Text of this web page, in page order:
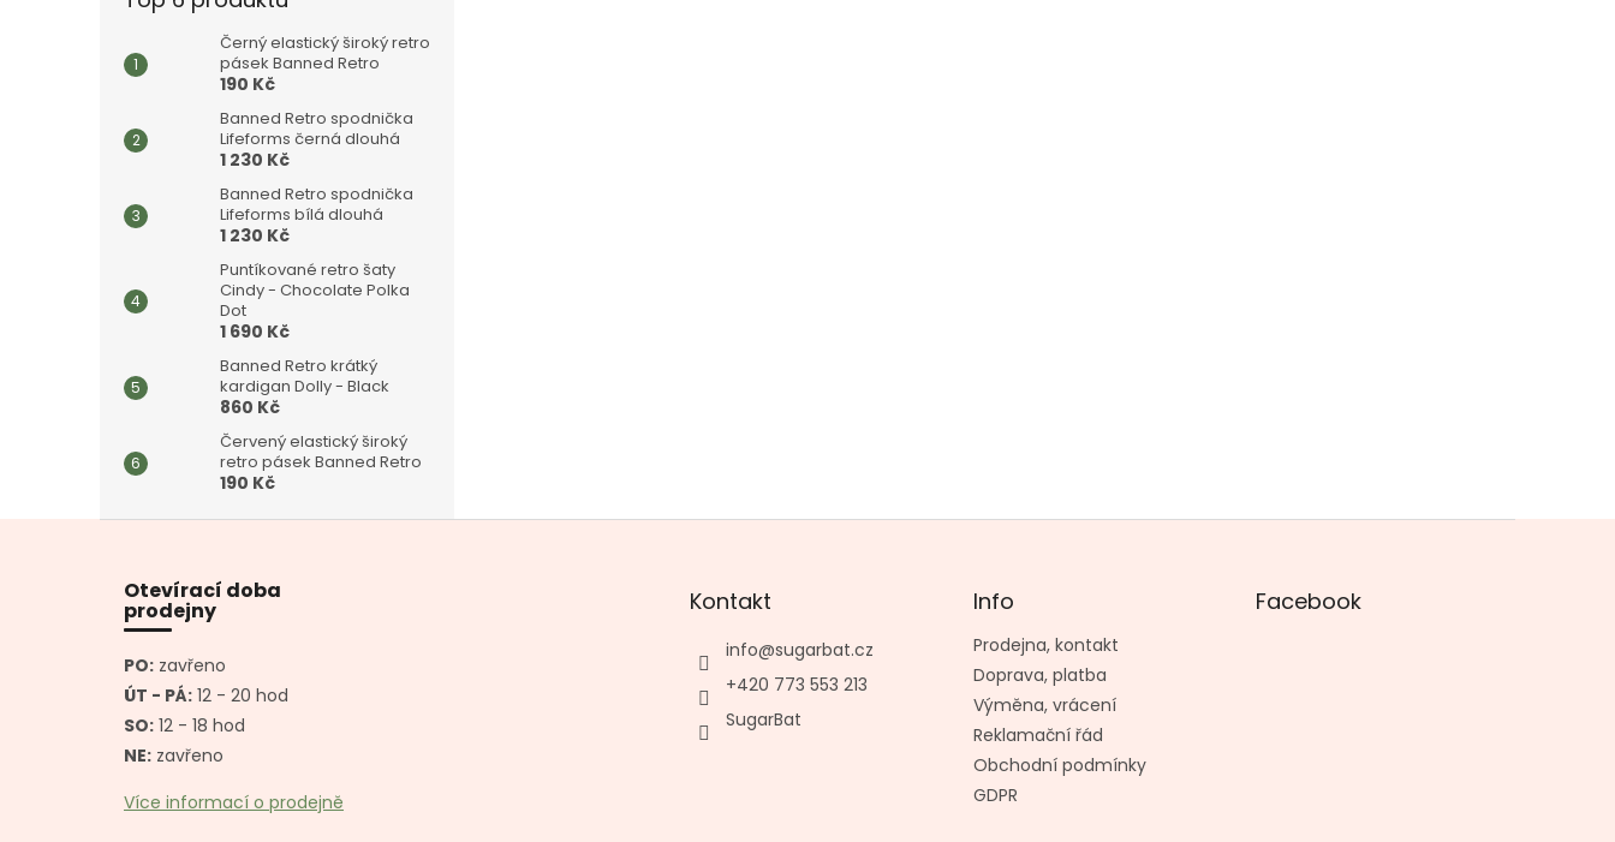
Černý elastický široký retro
pásek Banned Retro
190 Kč
Banned Retro spodnička
Lifeforms černá dlouhá
1 230 Kč
Banned Retro spodnička
Lifeforms bílá dlouhá
1 230 Kč
Puntíkované retro šaty
Cindy - Chocolate Polka
Dot
1 690 Kč
Banned Retro krátký
kardigan Dolly - Black
860 Kč
Červený elastický široký
retro pásek Banned Retro
190 Kč
Otevírací doba
prodejny
PO: zavřeno
ÚT - PÁ: 12 - 20 hod
SO: 12 - 18 hod
NE: zavřeno
Více informací o prodejně
Kontakt
info@sugarbat.cz
+420 773 553 213
SugarBat
Info
Prodejna, kontakt
Doprava, platba
Výměna, vrácení
Reklamační řád
Obchodní podmínky
GDPR
Facebook